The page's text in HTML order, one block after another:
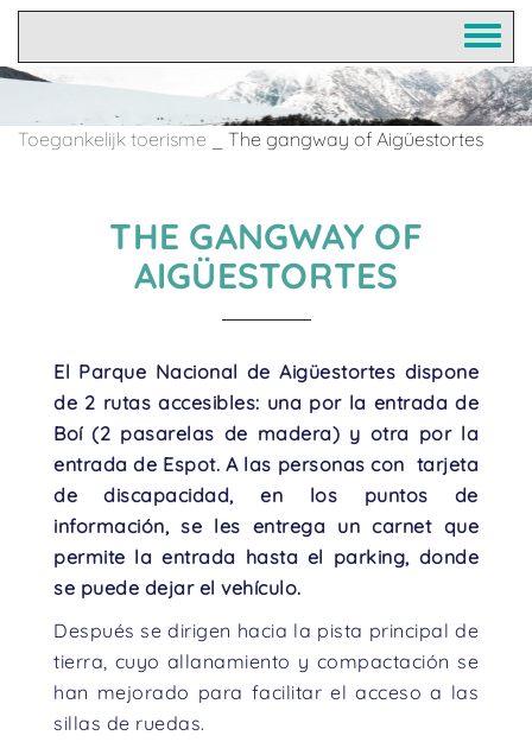
Toegankelijk toerisme The gangway of Aigüestortes
THE GANGWAY OF
AIGÜESTORTES
El Parque Nacional de Aigüestortes dispone
de 2 rutas accesibles: una por la entrada de
Boí (2 pasarelas de madera) y otra por la
entrada de Espot. A las personas con tarjeta
de discapacidad, en los puntos de
información, se les entrega un carnet que
permite la entrada hasta el parking, donde
se puede dejar el vehículo.
Después se dirigen hacia la pista principal de
tierra, cuyo allanamiento y compactación se
han mejorado para facilitar el acceso a las
sillas de ruedas.